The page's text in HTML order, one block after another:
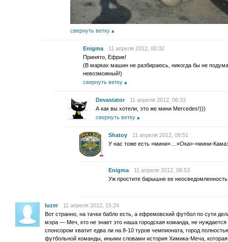
свернуть ветку
Enigma
11 апреля 2012, 00:32
Принято, Ефрик!
(В марках машин не разбираюсь, никогда бы не
невозможный!)
свернуть ветку
Devastator
11 апреля 2012, 06:33
А как вы хотели, это же мини Mercedes!)))
свернуть ветку
Shatoy
11 апреля 2012, 08:51
У нас тоже есть «мини»....«Ока»-«мини-
Enigma
11 апреля 2012, 08:53
Уж простите барышне ее
luzer
11 апреля 2012, 15:24
Вот странно, на тачки бабло есть, а ефремовский футбол по сути
мэра — Меч, кто не знает это наша городская команда, не
спонсором хватит едва ли на 8-10 туров чемпионата, город
футбольной команды, иными словами история Химика-Меча, которая